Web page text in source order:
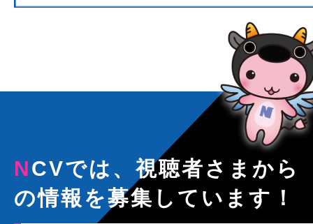
NCVでは、視聴者さまから
の情報を募集しています！